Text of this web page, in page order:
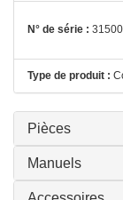
N° de série :
Type de produit :
Pièces
Manuels